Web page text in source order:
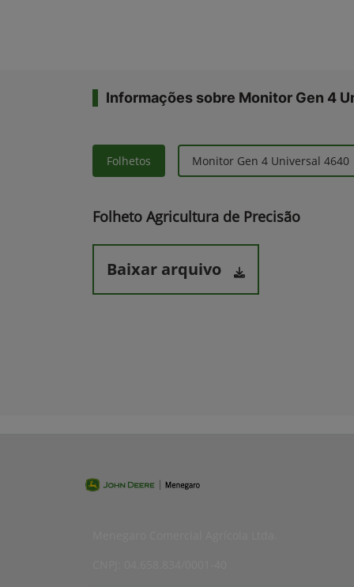
Informações sobre Monitor Gen 4
Folhetos Monitor Gen 4 Universal 4640
Folheto Agricultura de Precisão
Baixar arquivo